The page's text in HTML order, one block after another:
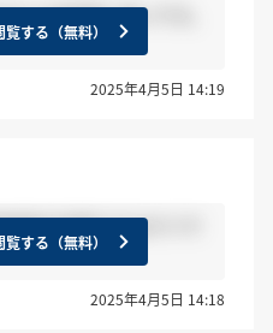
セスが非常に良いです。
する（無料）
2025年4月5日 14:19
度を利用できるそうで
する（無料）
2025年4月5日 14:18